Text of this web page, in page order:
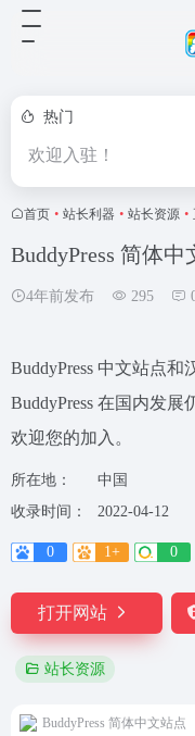
热门
欢迎入驻！
首页 • 站长利器 • 站长资源 •
BuddyPress 简体中
4年前发布 295
BuddyPress 中文站点和
BuddyPress 在国内发展
欢迎您的加入。
所在地：
中国
收录时间：
2022-04-12
0 1+ 0
打开网站
站长资源
BuddyPress 简体中文站点